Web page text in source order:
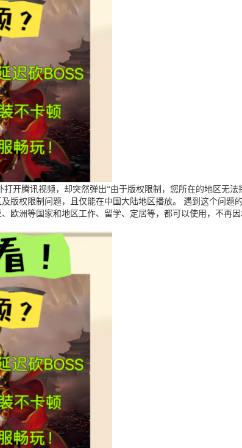
开腾讯视频，却突然弹出“由于版权限制，您所在的地区无
版权限制问题，且仅能在中国大陆地区播放。 遇到这个问题
洲等国家和地区工作、留学、定居等，都可以使用，不再因